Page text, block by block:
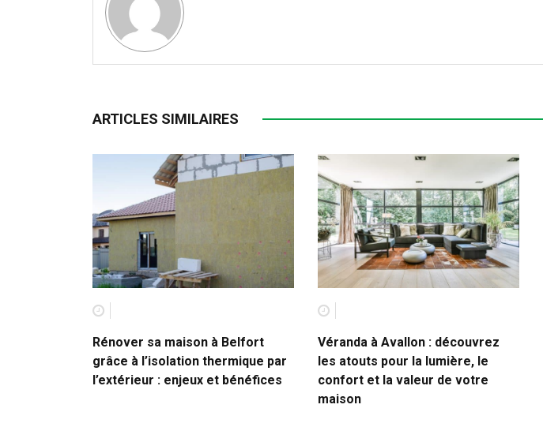
ARTICLES SIMILAIRES
Rénover sa maison à Belfort
grâce à l’isolation thermique par
l’extérieur : enjeux et bénéfices
Véranda à Avallon : découvrez
les atouts pour la lumière, le
confort et la valeur de votre
maison